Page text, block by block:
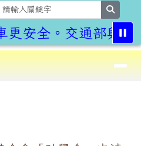
更安全。交通部與桃
⏸